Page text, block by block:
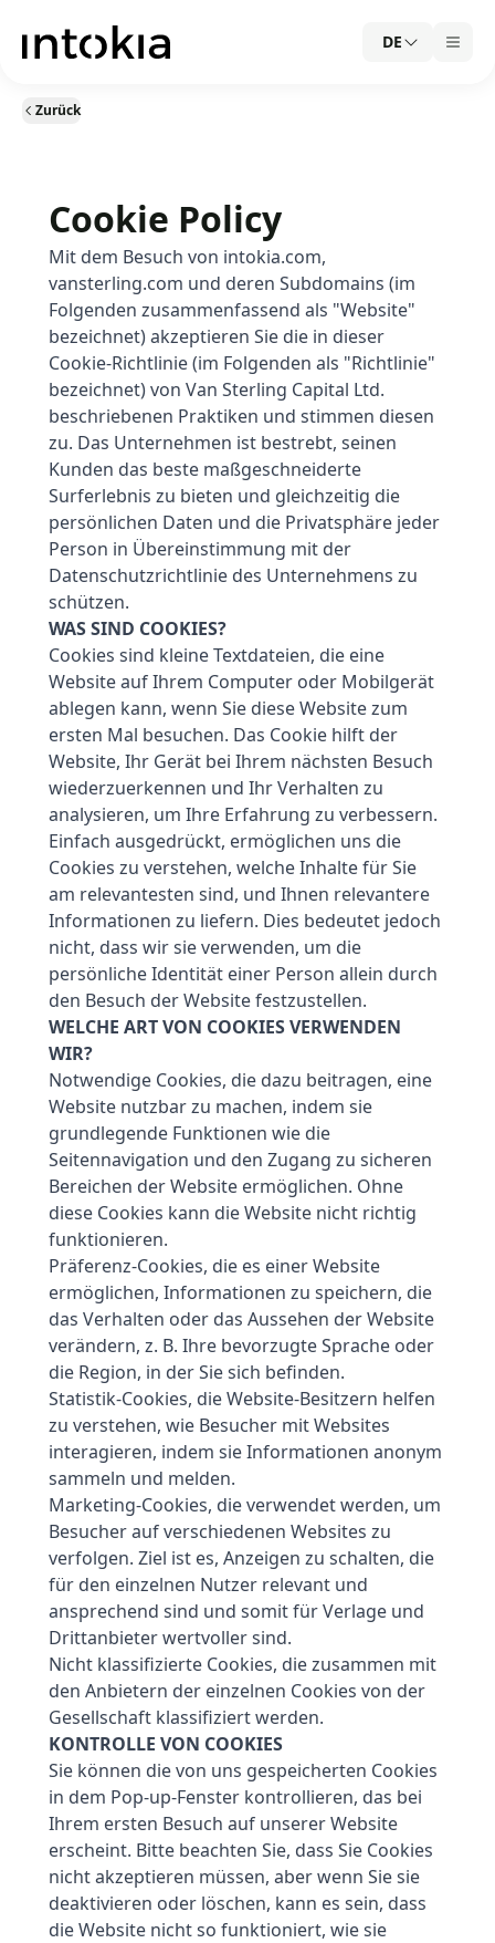
DE
Zurück
Cookie Policy
Mit dem Besuch von intokia.com,
vansterling.com und deren Subdomains (im
Folgenden zusammenfassend als "Website"
bezeichnet) akzeptieren Sie die in dieser
Cookie-Richtlinie (im Folgenden als "Richtlinie"
bezeichnet) von Van Sterling Capital Ltd.
beschriebenen Praktiken und stimmen diesen
zu. Das Unternehmen ist bestrebt, seinen
Kunden das beste maßgeschneiderte
Surferlebnis zu bieten und gleichzeitig die
persönlichen Daten und die Privatsphäre jeder
Person in Übereinstimmung mit der
Datenschutzrichtlinie des Unternehmens zu
schützen.
WAS SIND COOKIES?
Cookies sind kleine Textdateien, die eine
Website auf Ihrem Computer oder Mobilgerät
ablegen kann, wenn Sie diese Website zum
ersten Mal besuchen. Das Cookie hilft der
Website, Ihr Gerät bei Ihrem nächsten Besuch
wiederzuerkennen und Ihr Verhalten zu
analysieren, um Ihre Erfahrung zu verbessern.
Einfach ausgedrückt, ermöglichen uns die
Cookies zu verstehen, welche Inhalte für Sie
am relevantesten sind, und Ihnen relevantere
Informationen zu liefern. Dies bedeutet jedoch
nicht, dass wir sie verwenden, um die
persönliche Identität einer Person allein durch
den Besuch der Website festzustellen.
WELCHE ART VON COOKIES VERWENDEN
WIR?
Notwendige Cookies, die dazu beitragen, eine
Website nutzbar zu machen, indem sie
grundlegende Funktionen wie die
Seitennavigation und den Zugang zu sicheren
Bereichen der Website ermöglichen. Ohne
diese Cookies kann die Website nicht richtig
funktionieren.
Präferenz-Cookies, die es einer Website
ermöglichen, Informationen zu speichern, die
das Verhalten oder das Aussehen der Website
verändern, z. B. Ihre bevorzugte Sprache oder
die Region, in der Sie sich befinden.
Statistik-Cookies, die Website-Besitzern helfen
zu verstehen, wie Besucher mit Websites
interagieren, indem sie Informationen anonym
sammeln und melden.
Marketing-Cookies, die verwendet werden, um
Besucher auf verschiedenen Websites zu
verfolgen. Ziel ist es, Anzeigen zu schalten, die
für den einzelnen Nutzer relevant und
ansprechend sind und somit für Verlage und
Drittanbieter wertvoller sind.
Nicht klassifizierte Cookies, die zusammen mit
den Anbietern der einzelnen Cookies von der
Gesellschaft klassifiziert werden.
KONTROLLE VON COOKIES
Sie können die von uns gespeicherten Cookies
in dem Pop-up-Fenster kontrollieren, das bei
Ihrem ersten Besuch auf unserer Website
erscheint. Bitte beachten Sie, dass Sie Cookies
nicht akzeptieren müssen, aber wenn Sie sie
deaktivieren oder löschen, kann es sein, dass
die Website nicht so funktioniert, wie sie